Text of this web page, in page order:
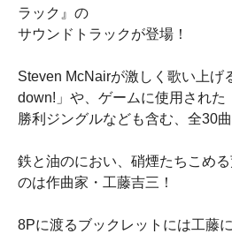
ラック』の
サウンドトラックが登場！
Steven McNairが激しく歌い上げ
down!」や、ゲームに使用された
勝利ジングルなども含む、全30曲
鉄と油のにおい、硝煙たちこめ
のは作曲家・工藤吉三！
8Pに渡るブックレットには工藤